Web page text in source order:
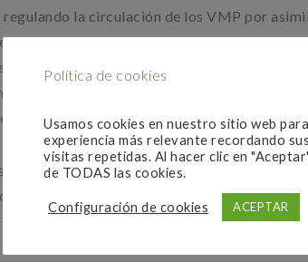
regulando la circulación de los VMP por
con recorrido y aceptación -no siempre
Las bicicletas han logrado grandes
basado en los beneficios de la movilidad
modelo.
municipales para regular la actividad irán
la actividad de los patinetes
del espacio público o similares,
uso del mismo. Sin embargo, dados los
Política de cookies
Usamos cookies en nuestro sitio web
experiencia más relevante recordando
visitas repetidas. Al hacer clic en
de TODAS las cookies.
Configuración de cookies ACEPTAR